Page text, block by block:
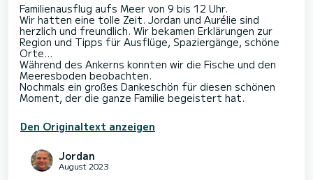
Familienausflug aufs Meer von 9 bis 12 Uhr.
Wir hatten eine tolle Zeit. Jordan und Aurélie sind
herzlich und freundlich. Wir bekamen Erklärungen zur
Region und Tipps für Ausflüge, Spaziergänge, schöne
Orte...
Während des Ankerns konnten wir die Fische und den
Meeresboden beobachten.
Nochmals ein großes Dankeschön für diesen schönen
Den Originaltext anzeigen
Jordan
August 2023